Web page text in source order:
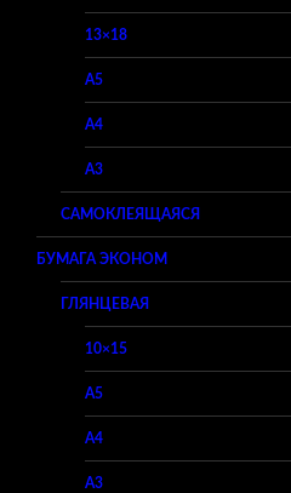
13×18
A5
A4
A3
САМОКЛЕЯЩАЯСЯ
БУМАГА ЭКОНОМ
ГЛЯНЦЕВАЯ
10×15
A5
A4
A3